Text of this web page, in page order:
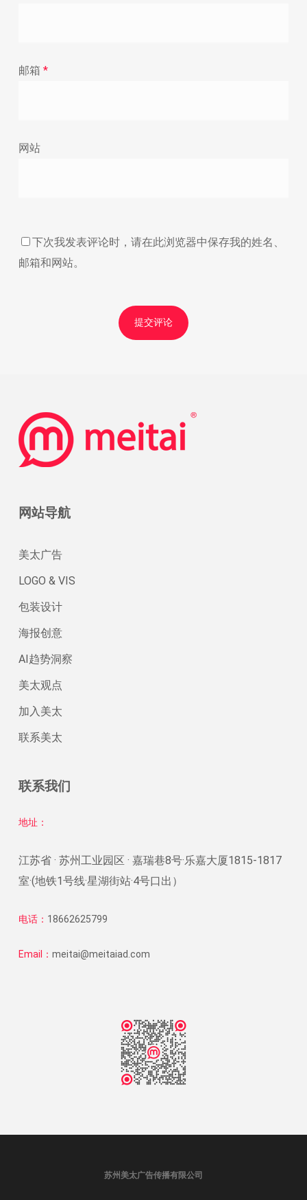
邮箱 *
网站
下次我发表评论时，请在此浏览器中保存我的姓名、
邮箱和网站。
网站导航
美太广告
LOGO & VIS
包装设计
海报创意
AI趋势洞察
美太观点
加入美太
联系美太
联系我们
地址：
江苏省 · 苏州工业园区 · 嘉瑞巷8号·乐嘉大厦1815-1817
室·(地铁1号线·星湖街站·4号口出）
电话： 18662625799
Email： meitai@meitaiad.com
苏州美太广告传播有限公司